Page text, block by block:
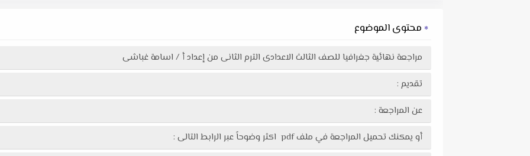
محتوى الموضوع
مراجعة نهائية جغرافيا للصف الثالث الاعدادى الترم الثانى من إعداد أ / اسامة غباشى
تقديم :
عن المراجعة :
أو يمكنك تحميل المراجعة في ملف pdf اكثر وضوحاً عبر الرابط التالى :